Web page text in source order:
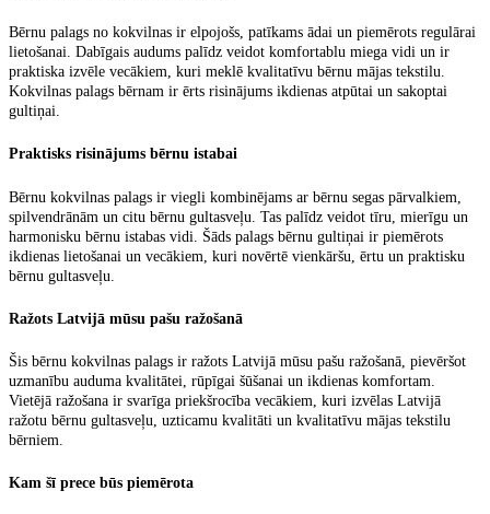
Bērnu palags no kokvilnas ir elpojošs, patīkams ādai un piemērots regulārai
lietošanai. Dabīgais audums palīdz veidot komfortablu miega vidi un ir
praktiska izvēle vecākiem, kuri meklē kvalitatīvu bērnu mājas tekstilu.
Kokvilnas palags bērnam ir ērts risinājums ikdienas atpūtai un sakoptai
gultiņai.
Praktisks risinājums bērnu istabai
Bērnu kokvilnas palags ir viegli kombinējams ar bērnu segas pārvalkiem,
spilvendrānām un citu bērnu gultasveļu. Tas palīdz veidot tīru, mierīgu un
harmonisku bērnu istabas vidi. Šāds palags bērnu gultiņai ir piemērots
ikdienas lietošanai un vecākiem, kuri novērtē vienkāršu, ērtu un praktisku
bērnu gultasveļu.
Ražots Latvijā mūsu pašu ražošanā
Šis bērnu kokvilnas palags ir ražots Latvijā mūsu pašu ražošanā, pievēršot
uzmanību auduma kvalitātei, rūpīgai šūšanai un ikdienas komfortam.
Vietējā ražošana ir svarīga priekšrocība vecākiem, kuri izvēlas Latvijā
ražotu bērnu gultasveļu, uzticamu kvalitāti un kvalitatīvu mājas tekstilu
bērniem.
Kam šī prece būs piemērota